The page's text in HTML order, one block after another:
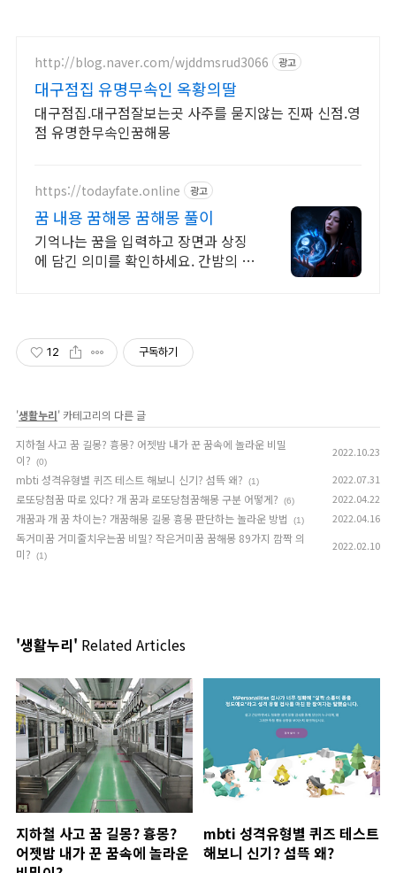
http://blog.naver.com/wjddmsrud3066 광고
대구점집 유명무속인 옥황의딸
대구점집.대구점잘보는곳 사주를 묻지않는 진짜 신점.영
점 유명한무속인꿈해몽
https://todayfate.online 광고
꿈 내용 꿈해몽 꿈해몽 풀이
기억나는 꿈을 입력하고 장면과 상징
에 담긴 의미를 확인하세요. 간밤의 꿈
12 구독하기
'생활누리' 카테고리의 다른 글
지하철 사고 꿈 길몽? 흉몽? 어젯밤 내가 꾼 꿈속에 놀라운 비밀
이?
(0)
2022.10.23
mbti 성격유형별 퀴즈 테스트 해보니 신기? 섬뜩 왜? (1) 2022.07.31
로또당첨꿈 따로 있다? 개 꿈과 로또당첨꿈해몽 구분 어떻게? (6) 2022.04.22
개꿈과 개 꿈 차이는? 개꿈해몽 길몽 흉몽 판단하는 놀라운 방법 (1) 2022.04.16
독거미꿈 거미줄치우는꿈 비밀? 작은거미꿈 꿈해몽 89가지 깜짝 의
미?
(1)
2022.02.10
'생활누리' Related Articles
지하철 사고 꿈 길몽? 흉몽?
어젯밤 내가 꾼 꿈속에 놀라운
mbti 성격유형별 퀴즈 테스트
해보니 신기? 섬뜩 왜?